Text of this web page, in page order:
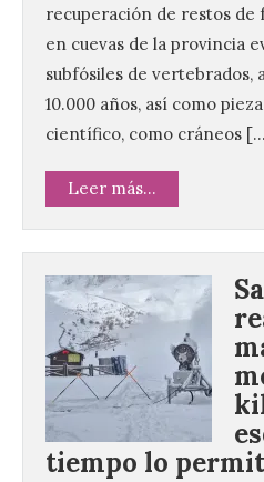
recuperación de restos de
en cuevas de la provincia
subfósiles de vertebrados,
10.000 años, así como
científico, como cráneos
Leer más...
tiempo lo